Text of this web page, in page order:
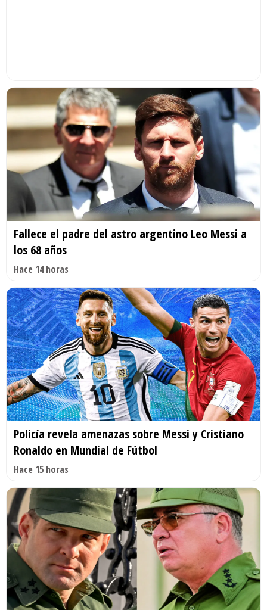
Fallece el padre del astro argentino Leo Messi a
los 68 años
Hace 14 horas
Policía revela amenazas sobre Messi y Cristiano
Ronaldo en Mundial de Fútbol
Hace 15 horas